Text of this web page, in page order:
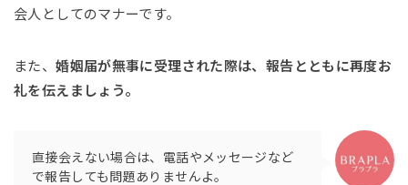
会人としてのマナーです。
また、婚姻届が無事に受理された際は、報告とともに再度お
礼を伝えましょう。
直接会えない場合は、電話やメッセージなど
で報告しても問題ありませんよ。